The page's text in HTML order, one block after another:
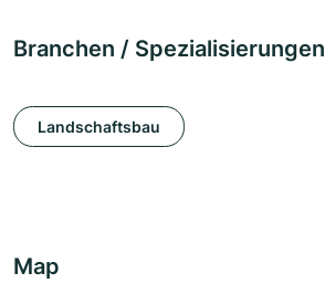
Branchen / Spezialisierungen
Landschaftsbau
Map